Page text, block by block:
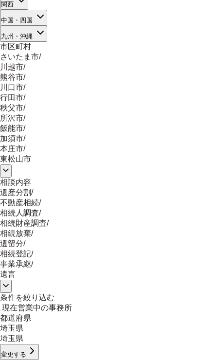
関西
中国・四国
九州・沖縄
市区町村
さいたま市/
川越市/
熊谷市/
川口市/
行田市/
秩父市/
所沢市/
飯能市/
加須市/
本庄市/
東松山市
相談内容
遺産分割/
不動産相続/
相続人調査/
相続財産調査/
相続放棄/
遺留分/
相続登記/
事業承継/
遺言
条件を絞り込む
現在営業中の事務所
都道府県
埼玉県
埼玉県
変更する